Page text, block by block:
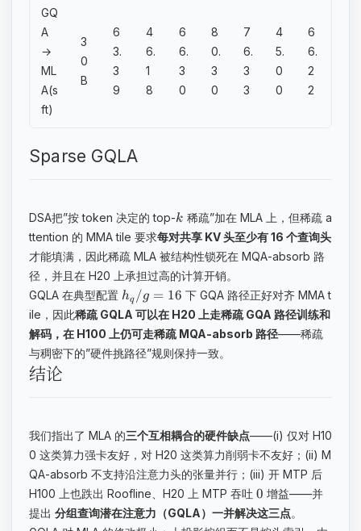
GQ
A
→
ML
A(s
ft)
3
0
B
6
3.
3
9
4
6.
1
8
6
6.
3
0
8
0.
3
0
7
6.
3
3
4
5.
0
0
6
6.
2
2
Sparse GQLA
DSA把”按 token 决定的 top-k 稀疏”加在 MLA 上，但稀疏 a
ttention 的 MMA tile 要求每对共享 KV 头至少有 16 个查询头
才能填满，因此稀疏 MLA 被结构性锁死在 MQA-absorb 路
径，并且在 H20 上承担过高的计算开销。
GQLA 在典型配置 hq /g = 16 下 GQA 路径正好对齐 MMA t
ile，因此稀疏 GQLA 可以在 H20 上走稀疏 GQA 路径训练和
解码，在 H100 上仍可走稀疏 MQA-absorb 路径——稀疏
与稠密下的”硬件挑路径”规则保持一致。
结论
我们指出了 MLA 的三个互相耦合的硬件缺点——(i) 仅对 H10
0 这类算力强卡友好，对 H20 这类算力削弱卡不友好；(ii) M
QA-absorb 不支持沿注意力头的张量并行；(iii) 开 MTP 后
H100 上也跌出 Roofline、H20 上 MTP 吞吐 ​0 增益——并
提出 分组查询潜在注意力（GQLA）一并解决这三点。